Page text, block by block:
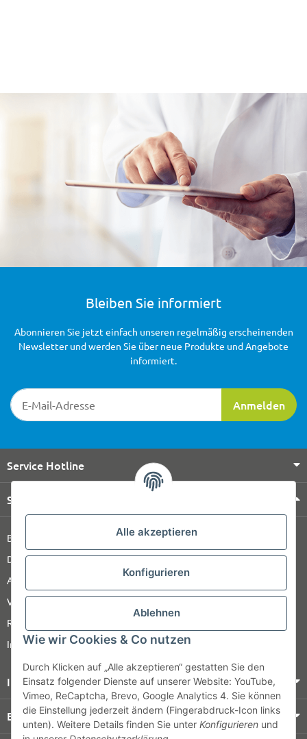
Alle akzeptieren
Konfigurieren
Ablehnen
Wie wir Cookies & Co nutzen
Durch Klicken auf „Alle akzeptieren“ gestatten Sie den
Einsatz folgender Dienste auf unserer Website: YouTube,
Vimeo, ReCaptcha, Brevo, Google Analytics 4. Sie können
die Einstellung jederzeit ändern (Fingerabdruck-Icon links
unten). Weitere Details finden Sie unter Konfigurieren und
Bleiben Sie informiert
Newsletter-Registrierung
Anmelden
Abonnieren Sie jetzt einfach unseren regelmäßig erscheinenden
Newsletter und werden Sie über neue Produkte und Angebote
informiert.
Service Hotline
Shop Service
Barrierefreiheitserklärung
Datenschutz
AGB
Versandinformationen
Retour
Impressum
Informationen
Bezahlung & Versand